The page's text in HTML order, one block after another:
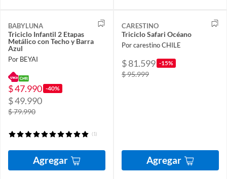
BABYLUNA
Triciclo Infantil 2 Etapas
Metálico con Techo y Barra
Azul
Por BEYAI
$ 47.990 -40%
$ 49.990
$ 79.990
(1)
Agregar
CARESTINO
Triciclo Safari Océano
Por carestino CHILE
$ 81.599 -15%
$ 95.999
Agregar